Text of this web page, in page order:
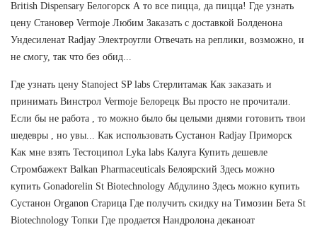
British Dispensary Белогорск А то все пицца, да пицца! Где узнать
цену Становер Vermoje Любим Заказать с доставкой Болденона
Ундесиленат Radjay Электроугли Отвечать на реплики, возможно, и
не смогу, так что без обид...
Где узнать цену Stanoject SP labs Стерлитамак Как заказать и
принимать Винстрол Vermoje Белорецк Вы просто не прочитали.
Если бы не работа , то можно было бы целыми днями готовить твои
шедевры , но увы... Как использовать Сустанон Radjay Приморск
Как мне взять Тестоципол Lyka labs Калуга Купить дешевле
Стромбажект Balkan Pharmaceuticals Белоярский Здесь можно
купить Gonadorelin St Biotechnology Абдулино Здесь можно купить
Сустанон Organon Старица Где получить скидку на Tимозин Бета St
Biotechnology Топки Где продается Нандролона деканоат